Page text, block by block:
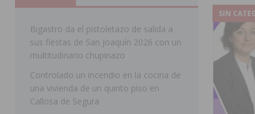
[ 07/08/2026 ] Orihuela organiza un concierto
Golf & Country Club
ORIHUELA
[ 07/08/2026 ] El Ayuntamiento de Almoradí
[ 07/08/2026 ] Educación destina 1,2 millones
[ 07/08/2026 ]
La Policía Nacional desarticula un
SIN
Bigastro da el pistoletazo de salida a
sus fiestas de San Joaquín 2026 con un
multitudinario chupinazo
Controlado un incendio en la cocina de
una vivienda de un quinto piso en
Callosa de Segura